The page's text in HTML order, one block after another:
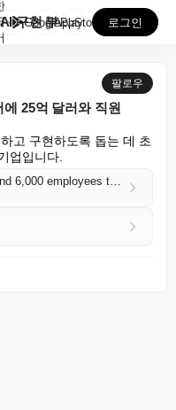
마이크로소프트, 신규 AI 구현 부서에 25억 달러와 ...
GooglePlay
AppStore 로그인
팔로우
25억 달러와 직원
고 구현하도록 돕는 데 초
업입니다.
Microsoft commits $2.5 billion and 6,000 employees to new AI implementation unit